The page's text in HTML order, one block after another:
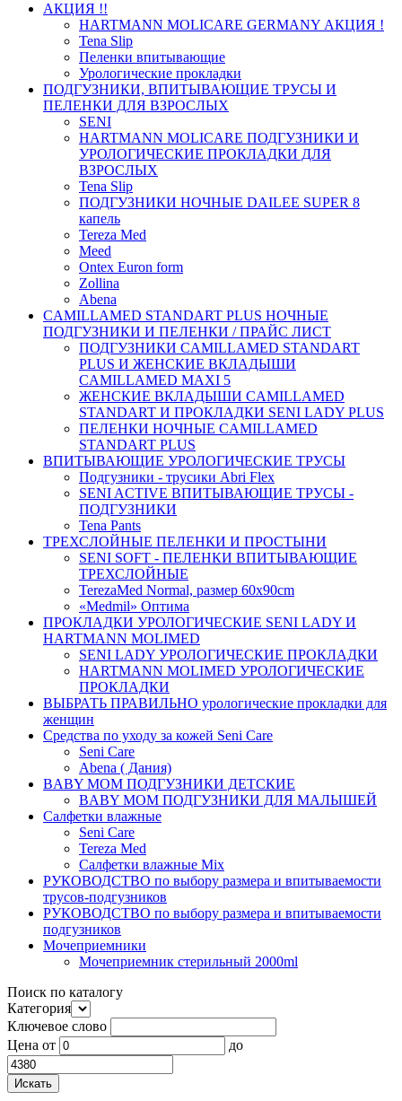
АКЦИЯ !!
HARTMANN MOLICARE GERMANY АКЦИЯ !
Tena Slip
Пеленки впитывающие
Урологические прокладки
ПОДГУЗНИКИ, ВПИТЫВАЮЩИЕ ТРУСЫ И
ПЕЛЕНКИ ДЛЯ ВЗРОСЛЫХ
SENI
HARTMANN MOLICARE ПОДГУЗНИКИ И
УРОЛОГИЧЕСКИЕ ПРОКЛАДКИ ДЛЯ
ВЗРОСЛЫХ
Tena Slip
ПОДГУЗНИКИ НОЧНЫЕ DAILEE SUPER 8
капель
Tereza Med
Meed
Ontex Euron form
Zollina
Abena
CAMILLAMED STANDART PLUS НОЧНЫЕ
ПОДГУЗНИКИ И ПЕЛЕНКИ / ПРАЙС ЛИСТ
ПОДГУЗНИКИ CAMILLAMED STANDART
PLUS И ЖЕНСКИЕ ВКЛАДЫШИ
CAMILLAMED MAXI 5
ЖЕНСКИЕ ВКЛАДЫШИ CAMILLAMED
STANDART И ПРОКЛАДКИ SENI LADY PLUS
ПЕЛЕНКИ НОЧНЫЕ CAMILLAMED
STANDART PLUS
ВПИТЫВАЮЩИЕ УРОЛОГИЧЕСКИЕ ТРУСЫ
Подгузники - трусики Abri Flex
SENI ACTIVE ВПИТЫВАЮЩИЕ ТРУСЫ -
ПОДГУЗНИКИ
Tena Pants
ТРЕХСЛОЙНЫЕ ПЕЛЕНКИ И ПРОСТЫНИ
SENI SOFT - ПЕЛЕНКИ ВПИТЫВАЮЩИЕ
ТРЕХСЛОЙНЫЕ
TerezaMed Normal, размер 60x90cm
«Medmil» Оптима
ПРОКЛАДКИ УРОЛОГИЧЕСКИЕ SENI LADY И
HARTMANN MOLIMED
SENI LADY УРОЛОГИЧЕСКИЕ ПРОКЛАДКИ
HARTMANN MOLIMED УРОЛОГИЧЕСКИЕ
ПРОКЛАДКИ
ВЫБРАТЬ ПРАВИЛЬНО урологические прокладки для
женщин
Средства по уходу за кожей Seni Care
Seni Care
Abena ( Дания)
BABY MOM ПОДГУЗНИКИ ДЕТСКИЕ
BABY MOM ПОДГУЗНИКИ ДЛЯ МАЛЫШЕЙ
Салфетки влажные
Seni Care
Tereza Med
Салфетки влажные Mix
РУКОВОДСТВО по выбору размера и впитываемости
трусов-подгузников
РУКОВОДСТВО по выбору размера и впитываемости
подгузников
Мочеприемники
Мочеприемник стерильный 2000ml
Поиск по каталогу
Категория
Ключевое слово
Цена от до